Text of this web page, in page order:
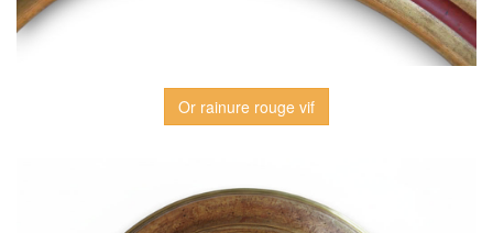
Or rainure rouge vif